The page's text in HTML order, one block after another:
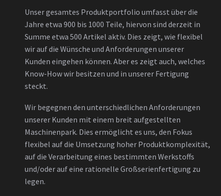
Unser gesamtes Produktportfolio umfasst über die
Jahre etwa 900 bis 1000 Teile, hiervon sind derzeit in
Summe etwa 500 Artikel aktiv. Dies zeigt, wie flexibel
wir auf die Wünsche und Anforderungen unserer
Kunden eingehen können. Aber es zeigt auch, welches
Know-How wir besitzen und in unserer Fertigung
steckt.
Wir begegnen den unterschiedlichen Anforderungen
unserer Kunden mit einem breit aufgestellten
Maschinenpark. Dies ermöglicht es uns, den Fokus
flexibel auf die Umsetzung hoher Produktkomplexität,
auf die Verarbeitung eines bestimmten Werkstoffs
und/oder auf eine rationelle Großserienfertigung zu
legen.